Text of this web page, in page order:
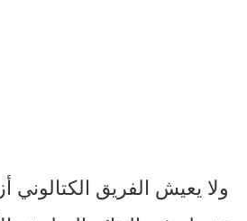
ولا يعيش الفريق الكتالوني